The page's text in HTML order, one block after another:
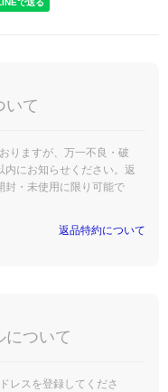
いて
りますが、万一不良・破
にお知らせください。返
封・未使用に限り可能で
返品特約について
について
レスを登録してくださ